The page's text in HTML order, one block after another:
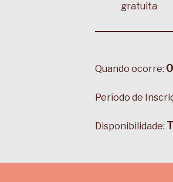
gratuita
Quando ocorre:
Período de
Disponibilidade: